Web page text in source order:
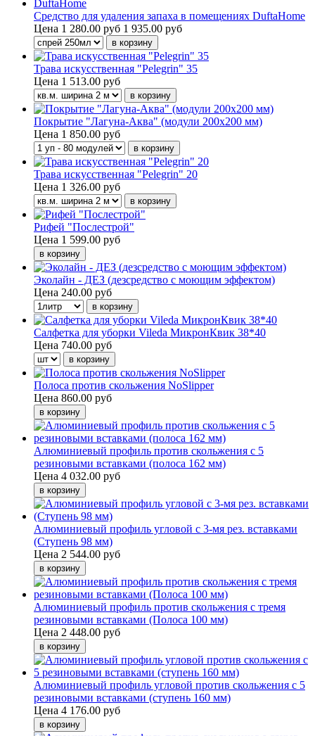
Средство для удаления запаха в помещениях DuftaHome
Цена 1 280.00 руб 1 935.00 руб
Трава искусственная "Pelegrin" 35
Цена 1 513.00 руб
Покрытие "Лагуна-Аква" (модули 200х200 мм)
Цена 1 850.00 руб
Трава искусственная "Pelegrin" 20
Цена 1 326.00 руб
Рифей "Послестрой"
Цена 1 599.00 руб
Эколайн - ДЕЗ (дезсредство с моющим эффектом)
Цена 240.00 руб
Салфетка для уборки Vileda МикронКвик 38*40
Цена 740.00 руб
Полоса против скольжения NoSlipper
Цена 860.00 руб
Алюминиевый профиль против скольжения с 5
резиновыми вставками (полоса 162 мм)
Цена 4 032.00 руб
Алюминиевый профиль угловой с 3-мя рез. вставками
(Ступень 98 мм)
Цена 2 544.00 руб
Алюминиевый профиль против скольжения с тремя
резиновыми вставками (Полоса 100 мм)
Цена 2 448.00 руб
Алюминиевый профиль угловой против скольжения с 5
резиновыми вставками (ступень 160 мм)
Цена 4 176.00 руб